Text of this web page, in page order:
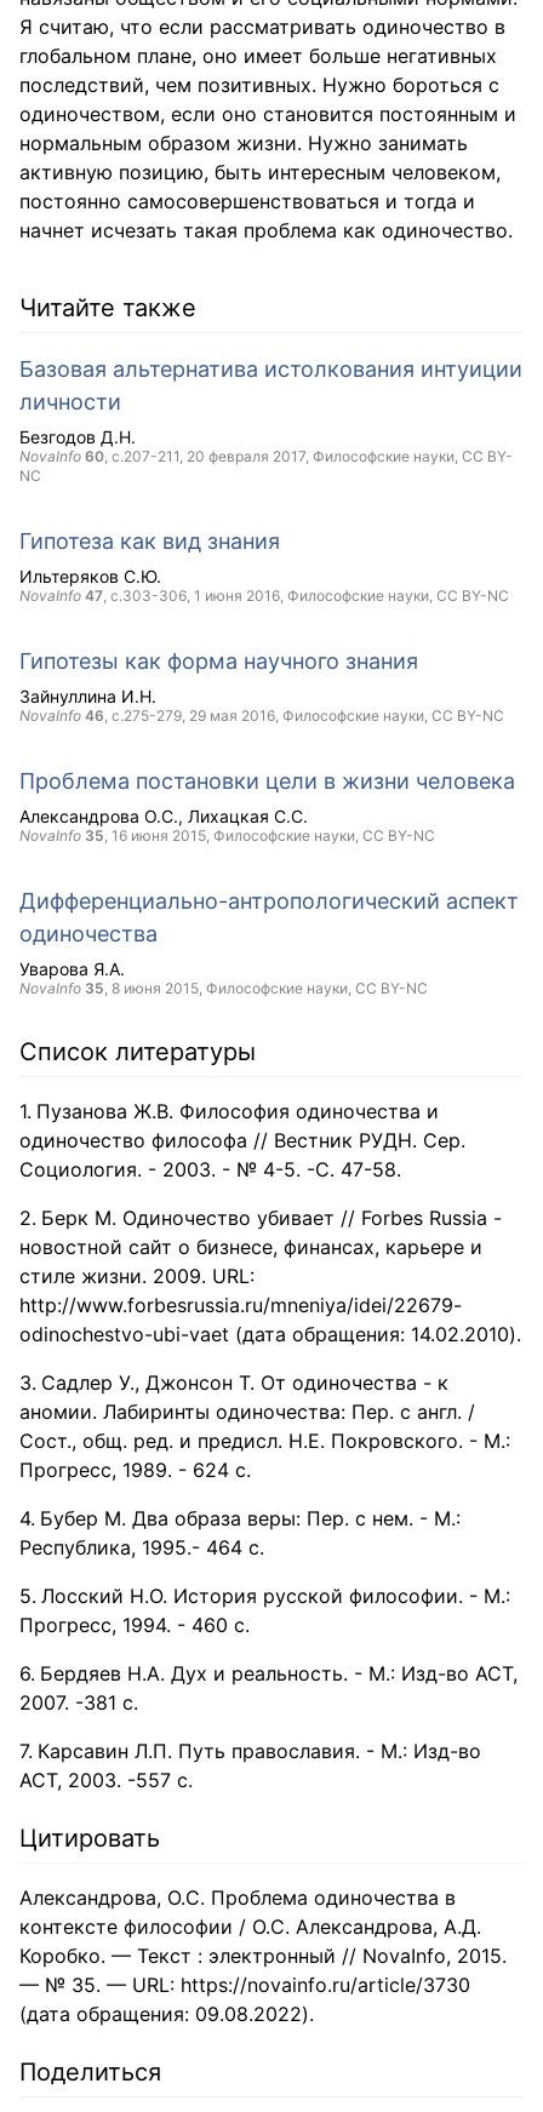
Я считаю, что если рассматривать одиночество в
глобальном плане, оно имеет больше негативных
последствий, чем позитивных. Нужно бороться с
одиночеством, если оно становится постоянным и
нормальным образом жизни. Нужно занимать
активную позицию, быть интересным человеком,
постоянно самосовершенствоваться и тогда и
начнет исчезать такая проблема как одиночество.
Читайте также
Базовая альтернатива истолкования интуиции
личности
Безгодов Д.Н.
NovaInfo 60, с.207-211, 20 февраля 2017, Философские науки, CC BY-
NC
Гипотеза как вид знания
Ильтеряков С.Ю.
NovaInfo 47, с.303-306, 1 июня 2016, Философские науки, CC BY-NC
Гипотезы как форма научного знания
Зайнуллина И.Н.
NovaInfo 46, с.275-279, 29 мая 2016, Философские науки, CC BY-NC
Проблема постановки цели в жизни человека
Александрова О.С. Лихацкая С.С.
NovaInfo 35, 16 июня 2015, Философские науки, CC BY-NC
Дифференциально-антропологический аспект
одиночества
Уварова Я.А.
NovaInfo 35, 8 июня 2015, Философские науки, CC BY-NC
Список литературы
Пузанова Ж.В. Философия одиночества и
одиночество философа // Вестник РУДН. Сер.
Социология. - 2003. - № 4-5. -С. 47-58.
Берк М. Одиночество убивает // Forbes Russia -
новостной сайт о бизнесе, финансах, карьере и
стиле жизни. 2009. URL:
http://www.forbesrussia.ru/mneniya/idei/22679-
odinochestvo-ubi-vaet (дата обращения: 14.02.2010).
Садлер У., Джонсон Т. От одиночества - к
аномии. Лабиринты одиночества: Пер. с англ. /
Сост., общ. ред. и предисл. Н.Е. Покровского. - М.:
Прогресс, 1989. - 624 с.
Бубер М. Два образа веры: Пер. с нем. - М.:
Республика, 1995.- 464 с.
Лосский Н.О. История русской философии. - М.:
Прогресс, 1994. - 460 с.
Бердяев Н.А. Дух и реальность. - М.: Изд-во АСТ,
2007. -381 с.
Карсавин Л.П. Путь православия. - М.: Изд-во
АСТ, 2003. -557 с.
Цитировать
Александрова, О.С. Проблема одиночества в
контексте философии / О.С. Александрова, А.Д.
Коробко. — Текст : электронный // NovaInfo, 2015.
— № 35. — URL: https://novainfo.ru/article/3730
(дата обращения: 09.08.2022).
Поделиться